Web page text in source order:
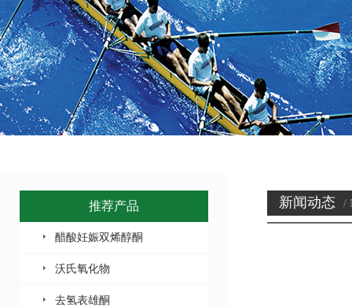
推荐产品
醋酸妊娠双烯醇酮
沃氏氧化物
去氢表雄酮
新闻动态 /